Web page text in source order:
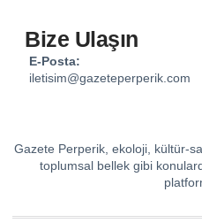
Bize Ulaşın
E-Posta:
iletisim@gazeteperperik.com
Gazete Perperik, ekoloji, kültür-
toplumsal bellek gibi